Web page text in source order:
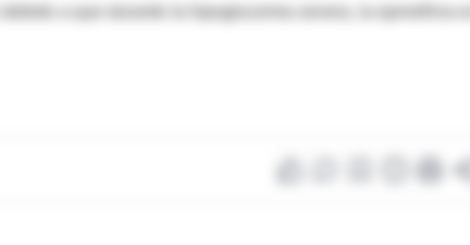
a que durante la hipoglucemia severa, la epinefrina es